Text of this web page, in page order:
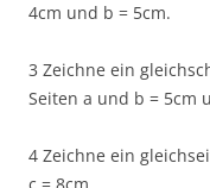
4cm und b = 5cm.
3 Zeichne ein
Seiten a und b = 5cm
4 Zeichne ein